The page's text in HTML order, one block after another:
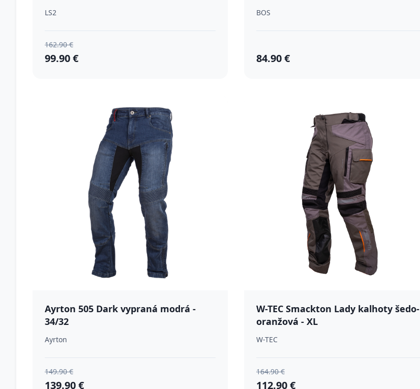
LS2
162.90 €
99.90 €
BOS
84.90 €
Ayrton 505 Dark vypraná modrá -
34/32
Ayrton
149.90 €
139.90 €
W-TEC Smackton Lady kalhoty šedo-
oranžová - XL
W-TEC
164.90 €
112.90 €